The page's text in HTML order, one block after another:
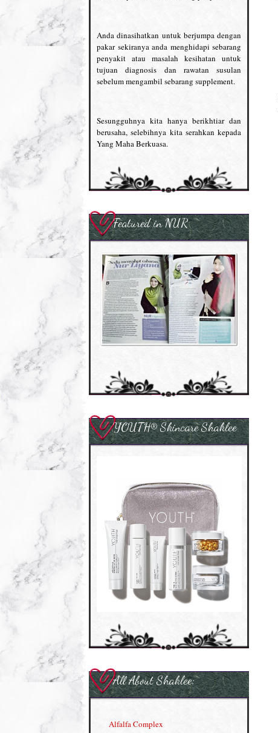
Anda dinasihatkan untuk berjumpa dengan
pakar sekiranya anda menghidapi sebarang
penyakit atau masalah kesihatan untuk
tujuan diagnosis dan rawatan susulan
sebelum mengambil sebarang supplement.
Sesungguhnya kita hanya berikhtiar dan
berusaha, selebihnya kita serahkan kepada
Yang Maha Berkuasa.
Featured in NUR
YOUTH® Skincare Shaklee
All About Shaklee:
Alfalfa Complex